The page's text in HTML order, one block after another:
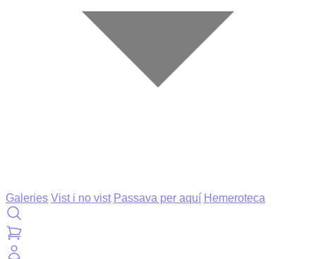
Galeries Vist i no vist Passava per aquí Hemeroteca